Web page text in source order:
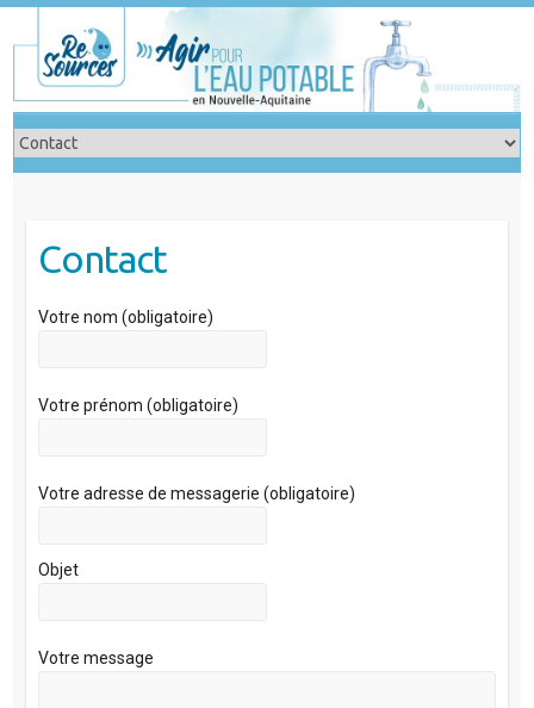
to
content
Contact
Votre nom (obligatoire)
Votre prénom (obligatoire)
Votre adresse de messagerie (obligatoire)
Objet
Votre message